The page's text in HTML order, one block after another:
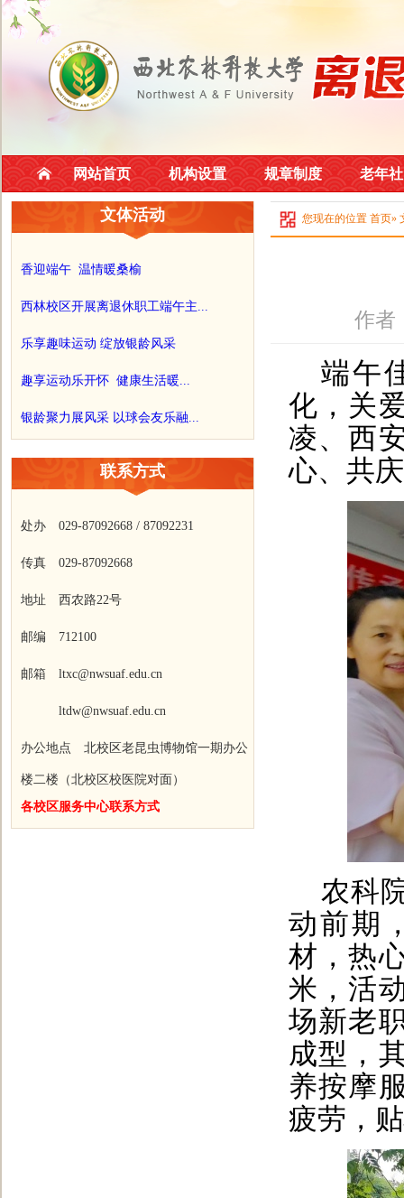
网站首页 机构设置 规章制度 老年
文体活动
香迎端午 温情暖桑榆
西林校区开展离退休职工端午主...
乐享趣味运动 绽放银龄风采
趣享运动乐开怀 健康生活暖...
银龄聚力展风采 以球会友乐融...
联系方式
处办 029-87092668 / 87092231
传真 029-87092668
地址 西农路22号
邮编 712100
邮箱 ltxc@nwsuaf.edu.cn
ltdw@nwsuaf.edu.cn
办公地点 北校区老昆虫博物馆一期办公
楼二楼（北校区校医院对面）
各校区服务中心联系方式
您现在的位置 首页»
作
端午
化，关
凌、西
心、共
农科
动前期
材，热
米，活
场新老
成型，
养按摩
疲劳，